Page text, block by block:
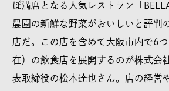
ぼ満席となる人気レストラン「
農園の新鮮な野菜がおいしいと評判
店だ。この店を含めて大阪市内で6
在）の飲食店を展開するのが株式会
表取締役の松本達也さん。店の経営